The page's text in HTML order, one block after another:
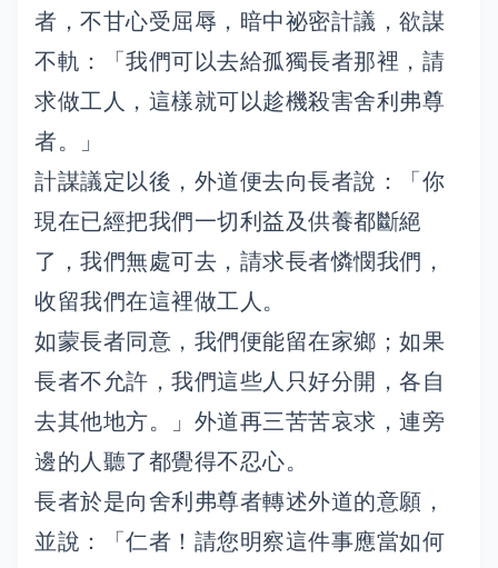
者，不甘心受屈辱，暗中祕密計議，欲謀
不軌：「我們可以去給孤獨長者那裡，請
求做工人，這樣就可以趁機殺害舍利弗尊
者。」
計謀議定以後，外道便去向長者說：「你
現在已經把我們一切利益及供養都斷絕
了，我們無處可去，請求長者憐憫我們，
收留我們在這裡做工人。
如蒙長者同意，我們便能留在家鄉；如果
長者不允許，我們這些人只好分開，各自
去其他地方。」外道再三苦苦哀求，連旁
邊的人聽了都覺得不忍心。
長者於是向舍利弗尊者轉述外道的意願，
並說：「仁者！請您明察這件事應當如何